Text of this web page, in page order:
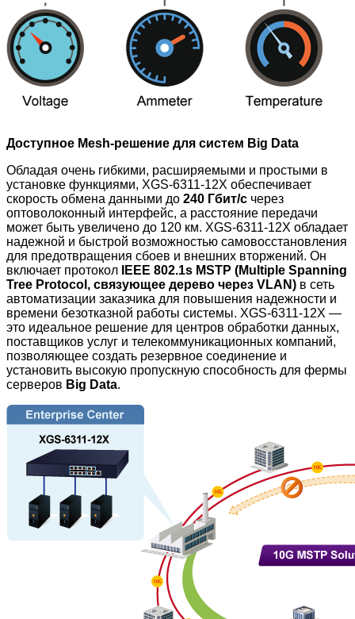
Доступное Mesh-решение для систем Big Data
Обладая очень гибкими, расширяемыми и простыми в
установке функциями, XGS-6311-12X обеспечивает
скорость обмена данными до 240 Гбит/с через
оптоволоконный интерфейс, а расстояние передачи
может быть увеличено до 120 км. XGS-6311-12X обладает
надежной и быстрой возможностью самовосстановления
для предотвращения сбоев и внешних вторжений. Он
включает протокол
IEEE 802.1s MSTP (Multiple Spanning
Tree Protocol, связующее дерево через VLAN) в сеть
автоматизации заказчика для повышения надежности и
времени безотказной работы системы. XGS-6311-12X —
это идеальное решение для центров обработки данных,
поставщиков услуг и телекоммуникационных компаний,
позволяющее создать резервное соединение и
установить высокую пропускную способность для фермы
серверов Big Data.